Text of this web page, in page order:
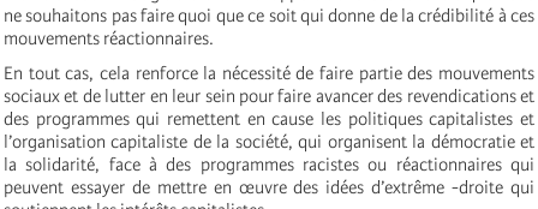
ne souhaitons pas faire quoi que ce soit qui donne de la crédibilité à ces
mouvements réactionnaires.
En tout cas, cela renforce la nécessité de faire partie des mouvements
sociaux et de lutter en leur sein pour faire avancer des revendications et
des programmes qui remettent en cause les politiques capitalistes et
l’organisation capitaliste de la société, qui organisent la démocratie et
la solidarité, face à des programmes racistes ou réactionnaires qui
peuvent essayer de mettre en œuvre des idées d’extrême -droite qui